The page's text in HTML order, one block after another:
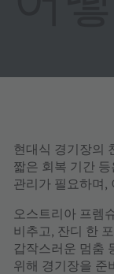
현대식 경기장의
짧은 회복 기간
관리가 필요하며,
오스트리아 프렘
비추고, 잔디 한
갑작스러운 멈춤
위해 경기장을 준